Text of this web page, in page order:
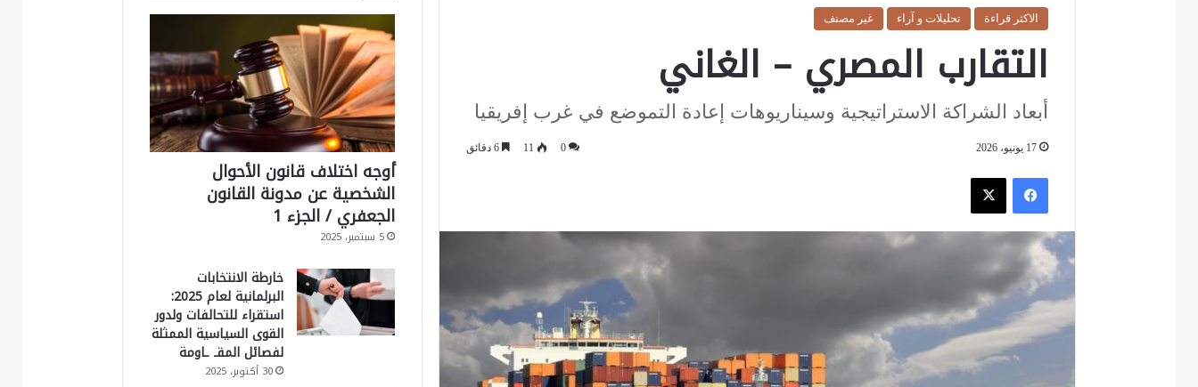
الاكثر قراءة تحليلات و آراء غير مصنف
التقارب المصري – الغاني
أبعاد الشراكة الاستراتيجية وسيناريوهات إعادة التموضع في غرب إفريقيا
17 يونيو، 2026 0
11 6 دقائق
فيسبوك أوجه اختلاف قانون الأحوال
الشخصية عن مدونة القانون
الجعفري / الجزء 1
5 سبتمبر، 2025
خارطة الانتخابات
البرلمانية لعام 2025:
استقراء للتحالفات ولدور
القوى السياسية الممثلة
لفصائل المقـ ـاومة
30 أكتوبر، 2025